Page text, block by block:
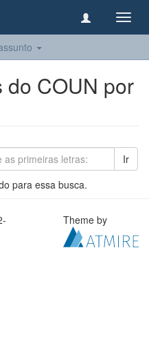
do COUN por
Ir
para essa busca.
Theme by